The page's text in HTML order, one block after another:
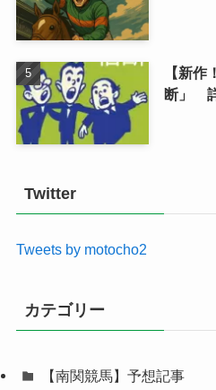
【新
断」
Twitter
Tweets by motocho2
カテゴリー
【南関競馬】予想記事